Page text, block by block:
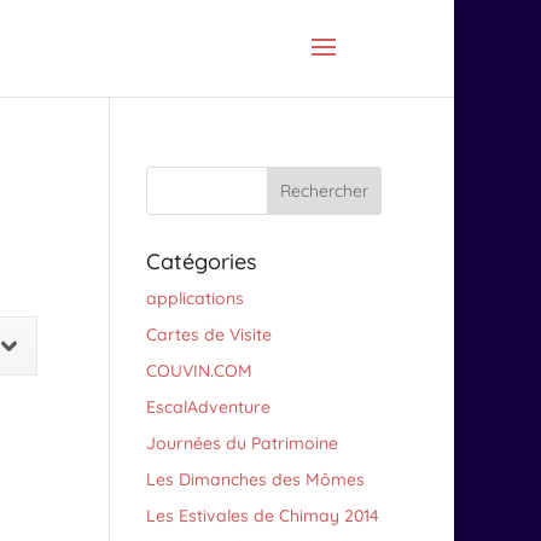
Catégories
applications
Cartes de Visite
COUVIN.COM
EscalAdventure
Journées du Patrimoine
Les Dimanches des Mômes
Les Estivales de Chimay 2014